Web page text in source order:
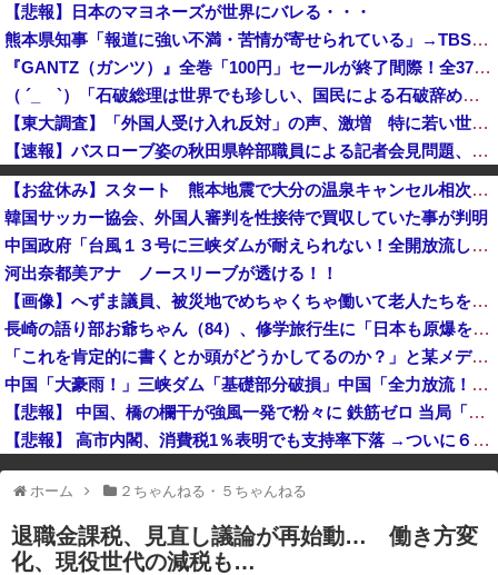
【悲報】日本のマヨネーズが世界にバレる・・・
熊本県知事「報道に強い不満・苦情が寄せられている」→TBSの報道特集がまさにそれな件
『GANTZ（ガンツ）』全巻「100円」セールが終了間際！全37巻「23,322円」→「3,700円」！完結まですべて超お得に買えるこのチャンス...
（ ´_ゝ`）「石破総理は世界でも珍しい、国民による石破辞めるなデモが自然発生した総理大臣です」
【東大調査】「外国人受け入れ反対」の声、激増 特に若い世代ほど移民反対だと明らかに→移民政策反対VS人手不足はどうするんだ？でネット大論争
【速報】バスローブ姿の秋田県幹部職員による記者会見問題、ラブホテルからの参加だと特定「体調が優れなかったため...」とは何だったのか
【岡山県】果樹園からマスカット約200房を盗んだ無職男性を逮捕「ぶどうを売って生活費に充てていた」※氏名非公開
ロシア空挺兵が空挺部隊日を祝うため飛行機から飛び降りて死亡！
【悲報】ファン付き作業服着用の５０代男性、熱中症になる
【悲報】韓国、ロシアウクライナ戦争に参戦へ！！！
2026年度 暑さのピーク終了
【お盆休み】スタート 熊本地震で大分の温泉キャンセル相次ぐ 被害なしでも旅行先変更
韓国サッカー協会、外国人審判を性接待で買収していた事が判明
中国政府「台風１３号に三峡ダムが耐えられない！全開放流しろ！」⇒ 下流域の街が壊滅状態ｗｗｗｗｗ
河出奈都美アナ ノースリーブが透ける！！
【画像】へずま議員、被災地でめちゃくちゃ働いて老人たちを笑顔にしてしまうwww
長崎の語り部お爺ちゃん（84）、修学旅行生に「日本も原爆を持たないと負ける」と言われびっくり！ 被団協代表（85）も中学生に「核を持たないで日本を守れますか」と問われ危機感
「これを肯定的に書くとか頭がどうかしてるのか？」と某メディアの焚書称賛記事にツッコミ殺到、自分で本屋を作るとかそういう話かと思ったら……
中国「大豪雨！」三峡ダム「基礎部分破損」中国「全力放流！」台風13号「中国上陸予測」台風15号「中国接近（画像」中国「台風同時上陸！（穀物生産が壊滅危機」→
【悲報】 中国、橋の欄干が強風一発で粉々に 鉄筋ゼロ 当局「接着剤でくっつけただけ」「正常で、品質問題はない」
【悲報】 高市内閣、消費税1％表明でも支持率下落 →ついに６割割れ
※アドブロック等の広告非表示プラグインやアドオンを利用している場合、
一部のコンテンツが表示されなくなったり、サイト全体のレイアウトが崩れ
たりする場合があります。
ホーム ２ちゃんねる・５ちゃんねる
退職金課税、見直し議論が再始動… 働き方変
化、現役世代の減税も…